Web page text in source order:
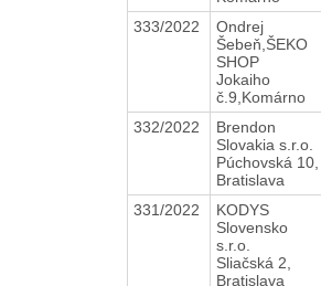
333/2022
Ondrej
Šebeň,ŠEKO
SHOP
Jokaiho
č.9,Komárno
332/2022
Brendon
Slovakia s.r.o.
Púchovská 10,
Bratislava
331/2022
KODYS
Slovensko
s.r.o.
Sliačská 2,
Bratislava